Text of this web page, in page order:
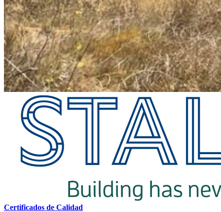
Certificados de Calidad